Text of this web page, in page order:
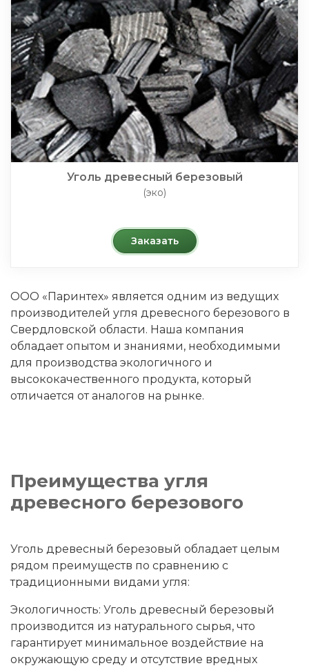
Уголь древесный березовый
(эко)
Заказать
ООО «Паринтех» является одним из ведущих
производителей угля древесного березового в
Свердловской области. Наша компания
обладает опытом и знаниями, необходимыми
для производства экологичного и
высококачественного продукта, который
отличается от аналогов на рынке.
Преимущества угля
древесного березового
Уголь древесный березовый обладает целым
рядом преимуществ по сравнению с
традиционными видами угля:
Экологичность: Уголь древесный березовый
производится из натурального сырья, что
гарантирует минимальное воздействие на
окружающую среду и отсутствие вредных